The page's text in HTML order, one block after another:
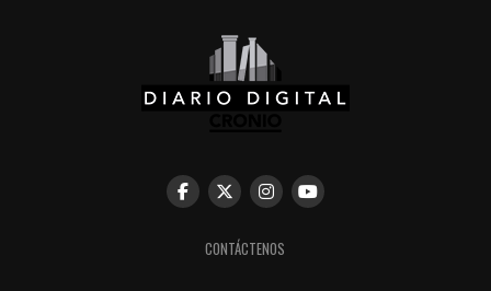
CONTÁCTENOS